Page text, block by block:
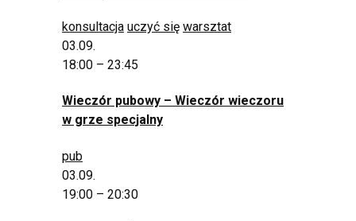
konsultacja uczyć się warsztat
03.09.
18:00 – 23:45
Wieczór pubowy – Wieczór wieczoru
w grze specjalny
pub
03.09.
19:00 – 20:30